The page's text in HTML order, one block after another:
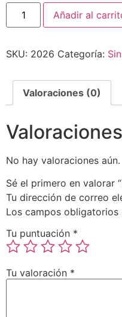
Añadir al
SKU: 2026 Categoría:
Valoraciones (0)
Valoraciones
No hay valoraciones aún.
Sé el primero en valorar
Tu dirección de correo
Los campos obligatorios
Tu puntuación *
Tu valoración *